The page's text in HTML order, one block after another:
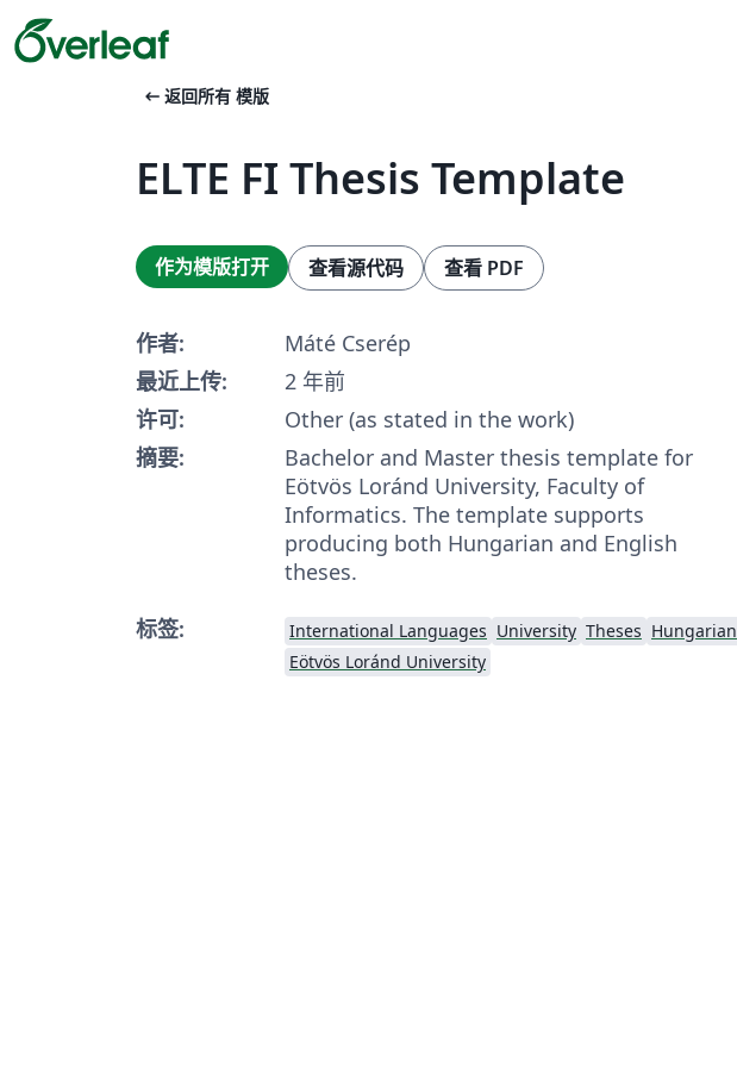
arrow_left_alt 返回所有 模版
ELTE FI Thesis Template
作为模版打开 查看源代码 查看 PDF
作者:
Máté Cserép
最近上传:
2 年前
许可:
Other (as stated in the work)
摘要:
Bachelor and Master thesis template for
Eötvös Loránd University, Faculty of
Informatics. The template supports
producing both Hungarian and English
theses.
标签:
International Languages University Theses Hungarian
Eötvös Loránd University